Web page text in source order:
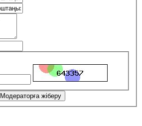
Модераторға жіберу